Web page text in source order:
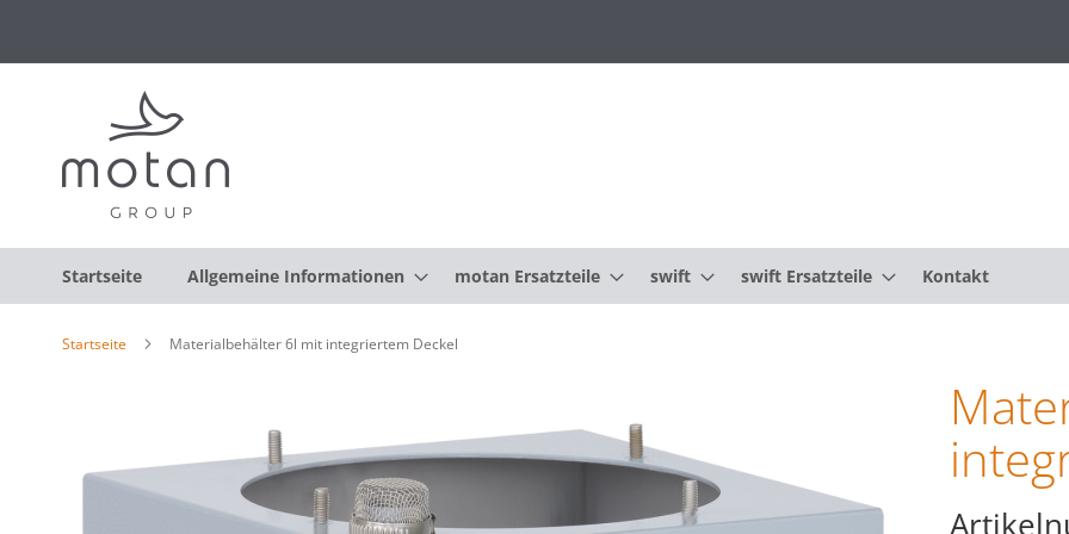
Startseite Allgemeine Informationen motan Ersatzteile swift swift Ersatzteile Kontakt
Startseite Materialbehälter 6l mit integriertem Deckel
Bildgalerie
springen